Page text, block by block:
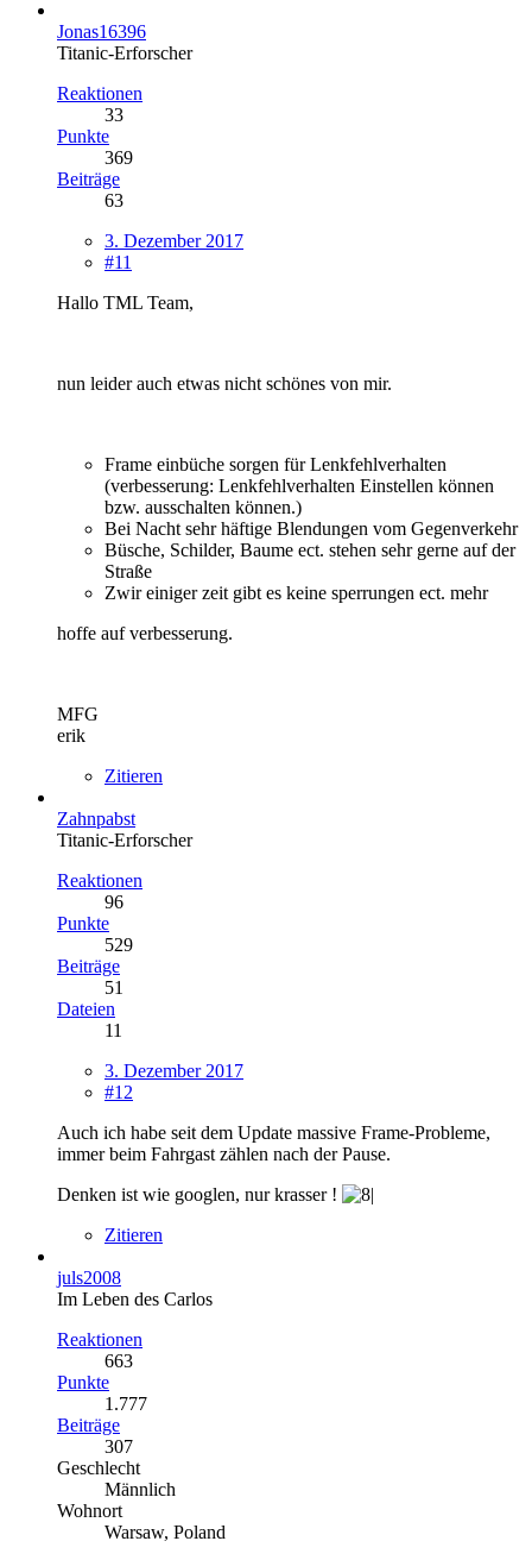
Jonas16396
Titanic-Erforscher
Reaktionen
33
Punkte
369
Beiträge
63
3. Dezember 2017
#11
Hallo TML Team,
nun leider auch etwas nicht schönes von mir.
Frame einbüche sorgen für Lenkfehlverhalten
(verbesserung: Lenkfehlverhalten Einstellen können
bzw. ausschalten können.)
Bei Nacht sehr häftige Blendungen vom Gegenverkehr
Büsche, Schilder, Baume ect. stehen sehr gerne auf der
Straße
Zwir einiger zeit gibt es keine sperrungen ect. mehr
hoffe auf verbesserung.
MFG
erik
Zitieren
Zahnpabst
Titanic-Erforscher
Reaktionen
96
Punkte
529
Beiträge
51
Dateien
11
3. Dezember 2017
#12
Auch ich habe seit dem Update massive Frame-Probleme,
immer beim Fahrgast zählen nach der Pause.
Denken ist wie googlen, nur krasser !
Zitieren
juls2008
Im Leben des Carlos
Reaktionen
663
Punkte
1.777
Beiträge
307
Geschlecht
Männlich
Wohnort
Warsaw, Poland